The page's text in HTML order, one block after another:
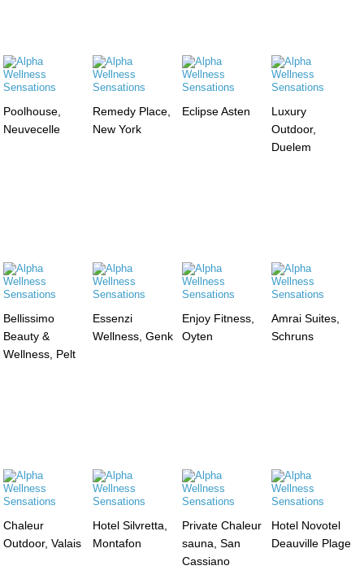
Poolhouse,
Neuvecelle
Remedy Place,
New York
Eclipse Asten
Luxury
Outdoor,
Duelem
Bellissimo
Beauty &
Wellness, Pelt
Essenzi
Wellness, Genk
Enjoy Fitness,
Oyten
Amrai Suites,
Schruns
Chaleur
Outdoor, Valais
Hotel Silvretta,
Montafon
Private Chaleur
sauna, San
Cassiano
Hotel Novotel
Deauville Plage